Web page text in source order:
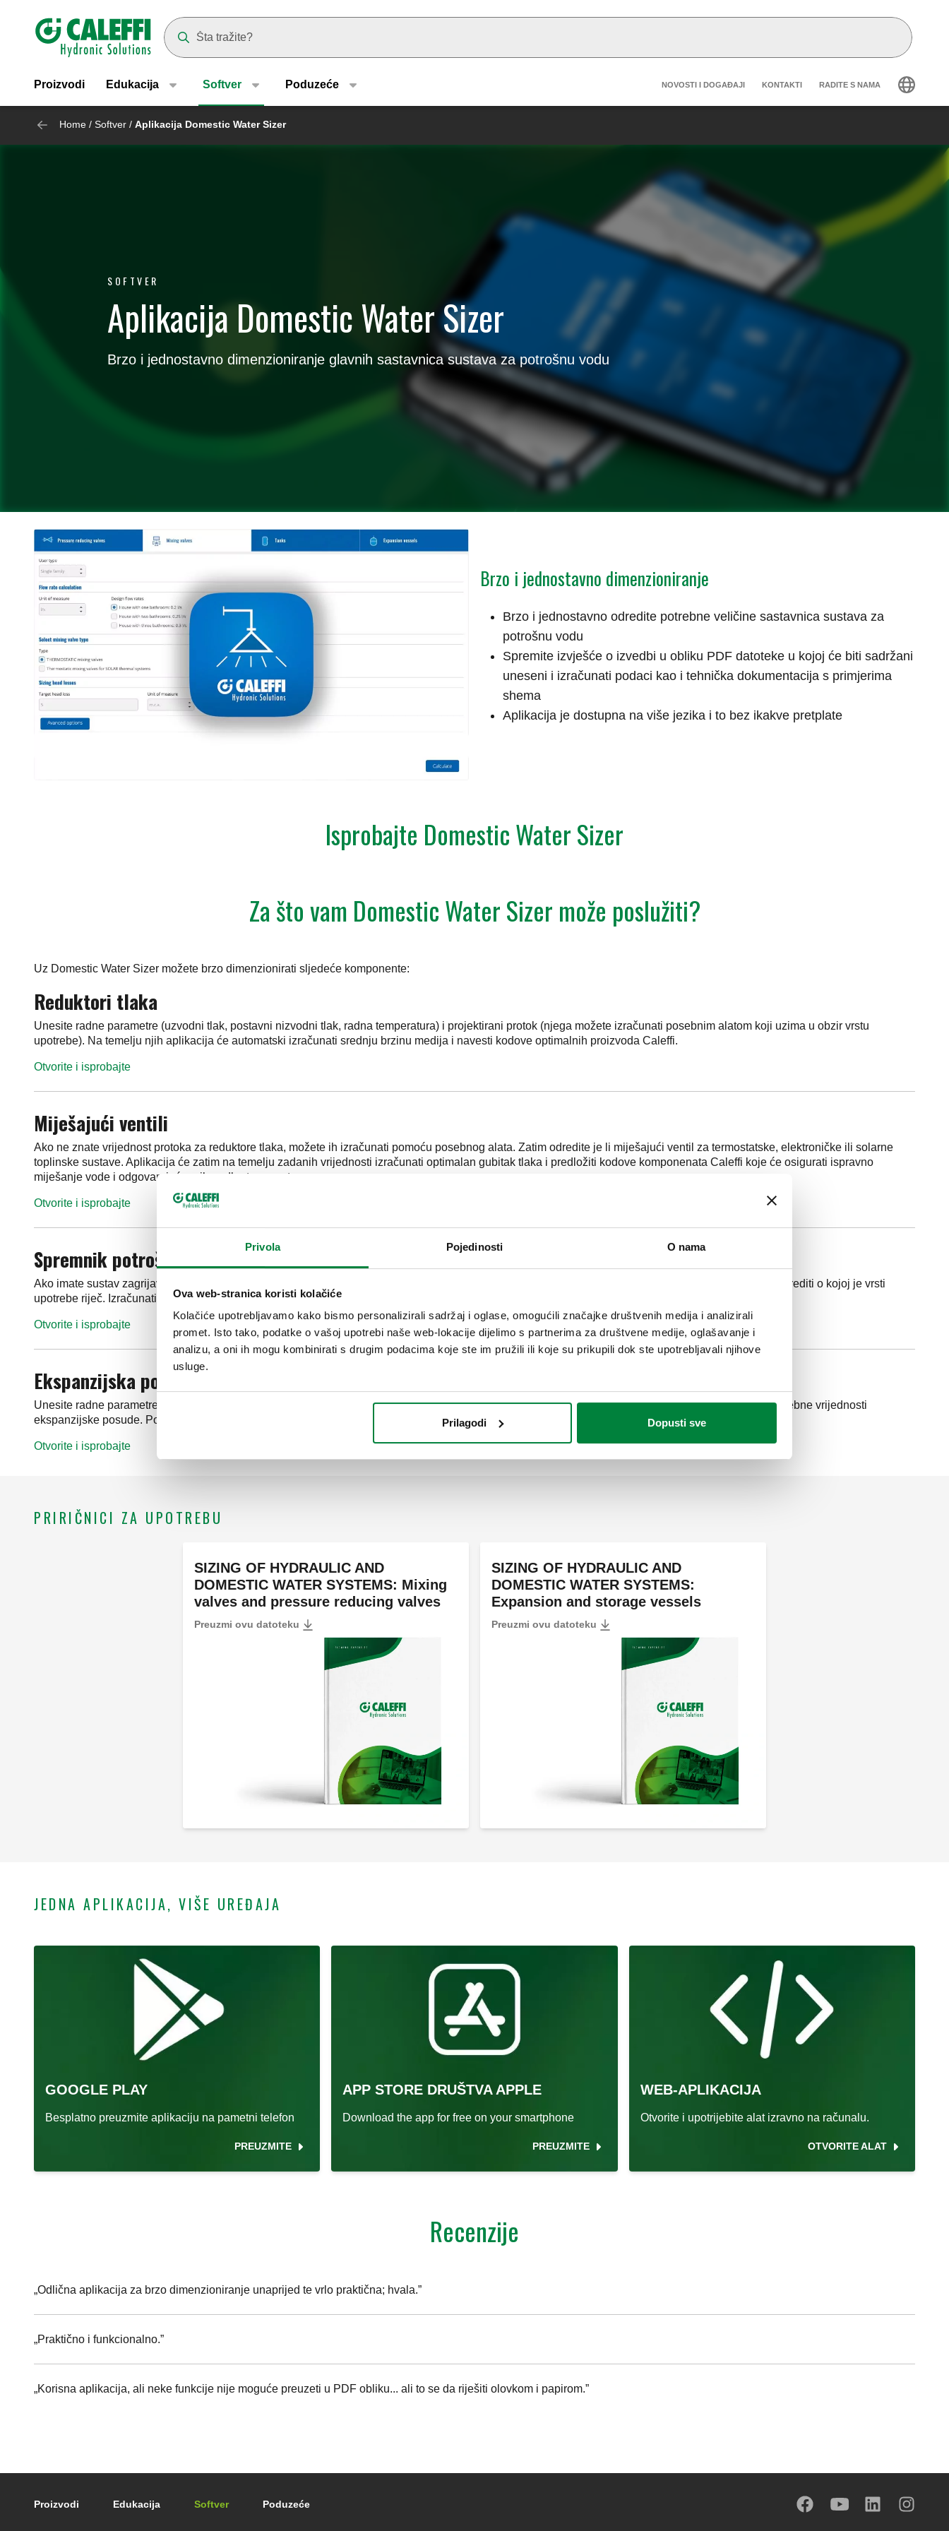
Privola Pojedinosti O nama
Ova web-stranica koristi kolačiće
Kolačiće upotrebljavamo kako bismo personalizirali sadržaj i oglase, omogućili značajke društvenih medija i analizirali
promet. Isto tako, podatke o vašoj upotrebi naše web-lokacije dijelimo s partnerima za društvene medije, oglašavanje i
analizu, a oni ih mogu kombinirati s drugim podacima koje ste im pružili ili koje su prikupili dok ste upotrebljavali njihove
usluge.
Prilagodi Dopusti sve
Header main navigation
Proizvodi Edukacija Softver Poduzeće Header secondary navigation
NOVOSTI I DOGAĐAJI KONTAKTI RADITE S NAMA
Home / Softver / Aplikacija Domestic Water Sizer
SOFTVER
Aplikacija Domestic Water Sizer
Brzo i jednostavno dimenzioniranje glavnih sastavnica sustava za potrošnu vodu
Brzo i jednostavno dimenzioniranje
Brzo i jednostavno odredite potrebne veličine sastavnica sustava za
potrošnu vodu
Spremite izvješće o izvedbi u obliku PDF datoteke u kojoj će biti sadržani
uneseni i izračunati podaci kao i tehnička dokumentacija s primjerima
shema
Aplikacija je dostupna na više jezika i to bez ikakve pretplate
Isprobajte Domestic Water Sizer
Za što vam Domestic Water Sizer može poslužiti?
Uz Domestic Water Sizer možete brzo dimenzionirati sljedeće komponente:
Reduktori tlaka
Unesite radne parametre (uzvodni tlak, postavni nizvodni tlak, radna temperatura) i projektirani protok (njega možete izračunati posebnim alatom koji uzima u obzir vrstu
upotrebe). Na temelju njih aplikacija će automatski izračunati srednju brzinu medija i navesti kodove optimalnih proizvoda Caleffi.
Otvorite i isprobajte
Miješajući ventili
Ako ne znate vrijednost protoka za reduktore tlaka, možete ih izračunati pomoću posebnog alata. Zatim odredite je li miješajući ventil za termostatske, elektroničke ili solarne
toplinske sustave. Aplikacija će zatim na temelju zadanih vrijednosti izračunati optimalan gubitak tlaka i predložiti kodove komponenata Caleffi koje će osigurati ispravno
miješanje vode i odgovarajuću prilagodbu temperature.
Otvorite i isprobajte
Spremnik potrošne vode
Ako imate sustav zagrijavanja potrošne vode sa spremnikom, pomoću aplikacije možete odrediti i potreban volumen spremnika. Pri tome je potrebno odrediti o kojoj je vrsti
upotrebe riječ. Izračunati volumen spremnika zatim možete upotrijebiti za izračun ekspanzijske posude u posebnoj sekciji.
Otvorite i isprobajte
Ekspanzijska posuda
Unesite radne parametre (ulazni tlak u spremnik vode, postavni tlak sigurnosnog rasteretnog ventila, temperatura spremnika vode) kako biste dobili potrebne vrijednosti
ekspanzijske posude. Ponuđena rješenja mogu obuhvaćati jednostruku ili dvostruku ekspanzijsku posudu.
Otvorite i isprobajte
PRIRIČNICI ZA UPOTREBU
SIZING OF HYDRAULIC AND
DOMESTIC WATER SYSTEMS: Mixing
valves and pressure reducing valves
Preuzmi ovu datoteku
SIZING OF HYDRAULIC AND
DOMESTIC WATER SYSTEMS:
Expansion and storage vessels
Preuzmi ovu datoteku
JEDNA APLIKACIJA, VIŠE UREĐAJA
GOOGLE PLAY
Besplatno preuzmite aplikaciju na pametni telefon
PREUZMITE
APP STORE DRUŠTVA APPLE
Download the app for free on your smartphone
PREUZMITE
WEB-APLIKACIJA
Otvorite i upotrijebite alat izravno na računalu.
OTVORITE ALAT
Recenzije
„Odlična aplikacija za brzo dimenzioniranje unaprijed te vrlo praktična; hvala.”
„Praktično i funkcionalno.”
„Korisna aplikacija, ali neke funkcije nije moguće preuzeti u PDF obliku... ali to se da riješiti olovkom i papirom.”
Footer main navigation
Proizvodi Edukacija Softver Poduzeće